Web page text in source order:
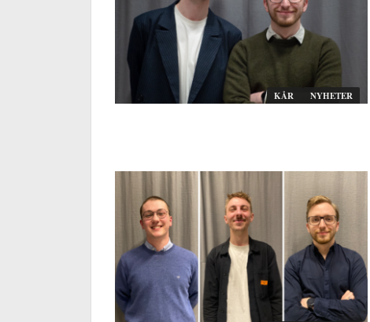
KÅR NYHETER